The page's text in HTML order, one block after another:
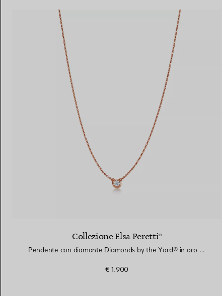
Collezione Elsa Peretti®
Pendente con diamante Diamonds by the Yard® in oro rosa
€ 1.900